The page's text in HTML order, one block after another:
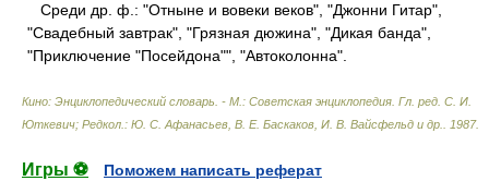
Среди др. ф.: "Отныне и вовеки веков", "Джонни Гитар",
"Свадебный завтрак", "Грязная дюжина", "Дикая банда",
"Приключение "Посейдона"", "Автоколонна".
Кино: Энциклопедический словарь. - М.: Советская энциклопедия Гл. ред. С. И.
Юткевич; Редкол.: Ю. С. Афанасьев, В. Е. Баскаков, И. В. Вайсфельд и др.
1987.
Игры ⚽
Поможем написать реферат